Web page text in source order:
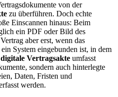
von der
zu überführen. Doch echte
Einscannen hinaus: Beim
ein PDF oder Bild des
aber erst, wenn das
System eingebunden ist, in dem
digitale Vertragsakte umfasst
sondern auch hinterlegte
Daten, Fristen und
werden.